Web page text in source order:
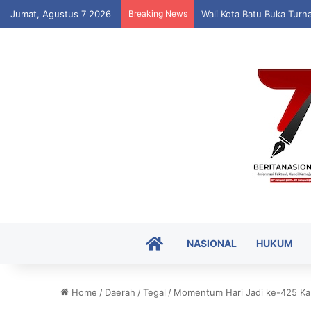
Jumat, Agustus 7 2026 Breaking News Wali Kota Batu Buka
HOMENASIONAL HUKUM
Home / Daerah /Tegal / Momentum Hari Jadi ke-425